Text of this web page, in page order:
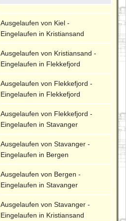
Ausgelaufen von Kiel -
Eingelaufen in Kristiansand
Ausgelaufen von Kristiansand -
Eingelaufen in Flekkefjord
Ausgelaufen von Flekkefjord -
Eingelaufen in Flekkefjord
Ausgelaufen von Flekkefjord -
Eingelaufen in Stavanger
Ausgelaufen von Stavanger -
Eingelaufen in Bergen
Ausgelaufen von Bergen -
Eingelaufen in Stavanger
Ausgelaufen von Stavanger -
Eingelaufen in Kristiansand